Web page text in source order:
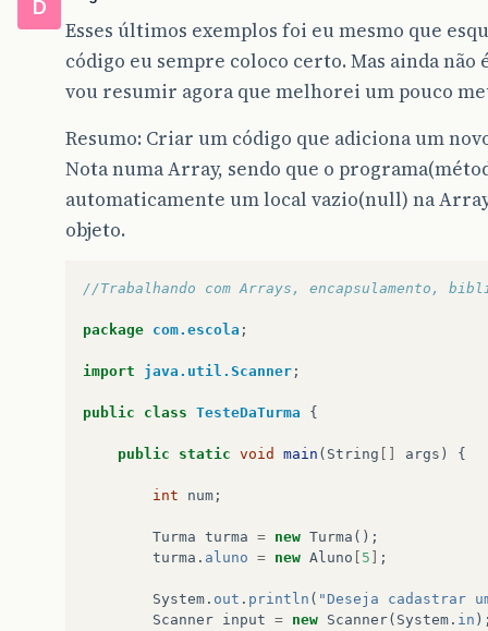
D
Esses últimos exemplos foi eu mesmo que
código eu sempre coloco certo. Mas ainda não
vou resumir agora que melhorei um pouco
Resumo: Criar um código que adiciona um
Nota numa Array, sendo que o
automaticamente um local vazio(null) na
objeto.
//Trabalhando com Arrays, encapsulamento,
package com.escola ;
import java.util.Scanner ;
public class TesteDaTurma {
public static void main ( String args ) {
int num ;
Turma turma = new Turma ();
turma . aluno = new Aluno 5 ;
System . out . println ( "Deseja cadastrar
Scanner input = new Scanner( System . in